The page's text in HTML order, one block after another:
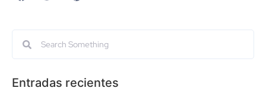
Entradas recientes